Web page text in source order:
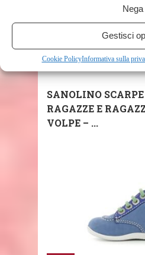
Nega
Gestisci
Cookie PolicyInformativa sulla
SHOP
SANOLINO
RAGAZZE E
VOLPE – ...